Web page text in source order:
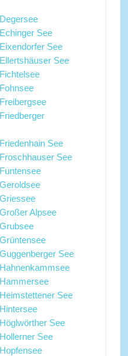
See
See
See
See
See
Alpsee
See
See
See
See